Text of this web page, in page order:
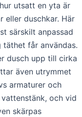
utsatt en yta är
eller duschkar. Här
särskilt anpassad
får användas.
dusch upp till cirka
även utrymmet
armaturer och
och vid
skärpas